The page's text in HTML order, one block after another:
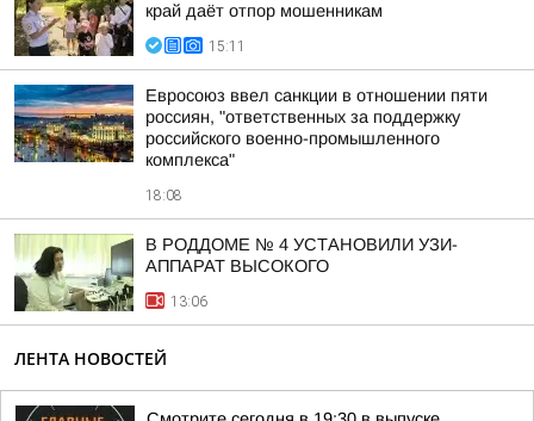
край даёт отпор мошенникам
15:11
Евросоюз ввел санкции в отношении пяти
россиян, "ответственных за поддержку
российского военно-промышленного
комплекса"
18:08
В РОДДОМЕ № 4 УСТАНОВИЛИ УЗИ-
АППАРАТ ВЫСОКОГО
13:06
ЛЕНТА НОВОСТЕЙ